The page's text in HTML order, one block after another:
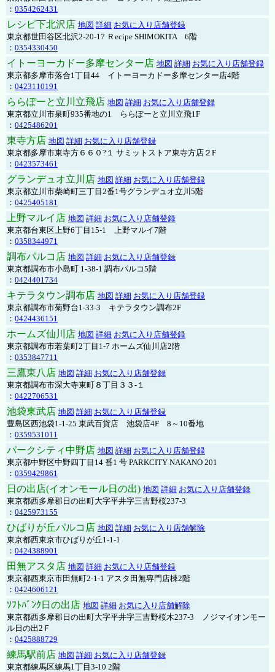
： 0354262431
レシピ下北沢店 地図 詳細 お気に入り店舗登録
東京都世田谷区北沢2-20-17 Ｒecipe SHIMOKITA 6階
： 0354330450
イトーヨーカドー多摩センター店 地図 詳細 お気に入り店舗登録
東京都多摩市落合1丁目44 イトーヨーカドー多摩センター店4階
： 0423110191
ららぽーと立川立飛店 地図 詳細 お気に入り店舗登録
東京都立川市泉町935番地の1 ららぽーと立川立飛1F
： 0425486201
東寺方店 地図 詳細 お気に入り店舗登録
東京都多摩市東寺方６６０?１ サミットストア東寺方店２F
： 0423573461
グランデュオ立川店 地図 詳細 お気に入り店舗登録
東京都立川市柴崎町三丁目2番1号グランデュオ立川5階
： 0425405181
上野マルイ店 地図 詳細 お気に入り店舗登録
東京都台東区上野6丁目15-1 上野マルイ7階
： 0358344971
調布パルコ店 地図 詳細 お気に入り店舗登録
東京都調布市小島町 1-38-1 調布パルコ5階
： 0424401734
キテラタウン調布店 地図 詳細 お気に入り店舗登録
東京都調布市菊野台1-33-3 キテラタウン調布2F
： 0424436151
ホームズ仙川店 地図 詳細 お気に入り店舗登録
東京都調布市若葉町2丁目1-7 ホームズ仙川店2階
： 0353847711
三鷹東八店 地図 詳細 お気に入り店舗登録
東京都調布市深大寺東町８丁目３３-１
： 0422706531
池袋東武店 地図 詳細 お気に入り店舗登録
豊島区西池袋1-1-25 東武百貨店 池袋店4F 8～10番地
： 0359531011
パークシティ中野店 地図 詳細 お気に入り店舗登録
東京都中野区中野四丁目14 番1 号 PARKCITY NAKANO 201
： 0359429861
日の出店(イオンモール日の出) 地図 詳細 お気に入り店舗登録
東京都西多摩郡日の出町大字平井字三吉野桜237-3
： 0425973155
ひばりが丘パルコ店 地図 詳細 お気に入り店舗解除
東京都西東京市ひばりが丘1-1-1
： 0424388901
田無アスタ店 地図 詳細 お気に入り店舗登録
東京都西東京市田無町2-1-1 アスタ田無専門店棟2階
： 0424606121
ｿﾌﾄﾊﾞﾝｸ日の出店 地図 詳細 お気に入り店舗解除
東京都西多摩郡日の出町大字平井字三吉野桜木237-3 ノジマイオンモー
ル日の出2Ｆ
： 0425888729
練馬駅前店 地図 詳細 お気に入り店舗登録
東京都練馬区練馬1丁目3-10 2階